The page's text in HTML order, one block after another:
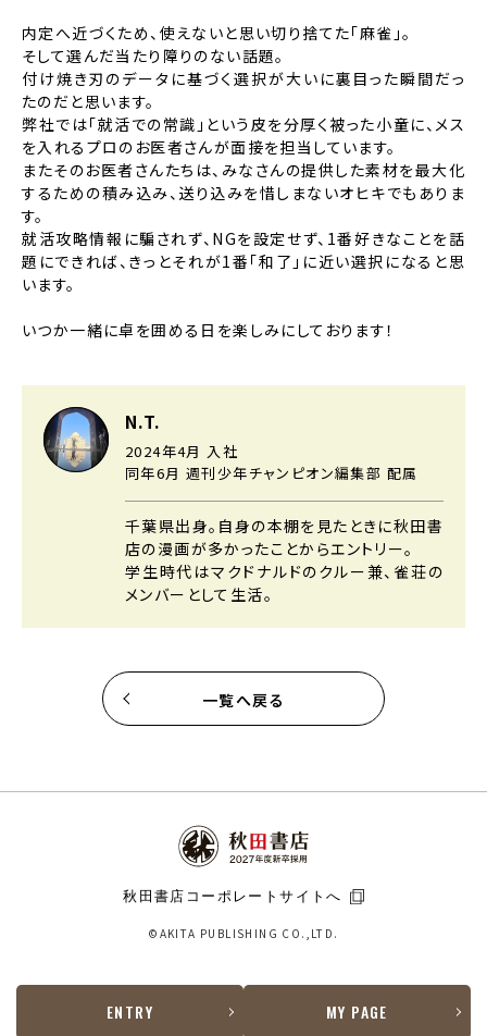
ENTRY MY PAGE
内定へ近づくため、使えないと思い切り捨てた「麻雀」。
そして選んだ当たり障りのない話題。
付け焼き刃のデータに基づく選択が大いに裏目った瞬間だっ
たのだと思います。
弊社では「就活での常識」という皮を分厚く被った小童に、メス
を入れるプロのお医者さんが面接を担当しています。
またそのお医者さんたちは、みなさんの提供した素材を最大化
するための積み込み、送り込みを惜しまないオヒキでもありま
す。
就活攻略情報に騙されず、NGを設定せず、1番好きなことを話
題にできれば、 きっとそれが1番「和了」に近い選択になると思
います。
いつか一緒に卓を囲める日を楽しみにしております！
N.T.
2024年4月 入社
同年6月 週刊少年チャンピオン編集部 配属
千葉県出身。自身の本棚を見たときに秋田書
店の漫画が多かったことからエントリー。
学生時代はマクドナルドのクルー兼、雀荘の
メンバーとして生活。
一覧へ戻る
秋田書店コーポレートサイトへ
©AKITA PUBLISHING CO.,LTD.